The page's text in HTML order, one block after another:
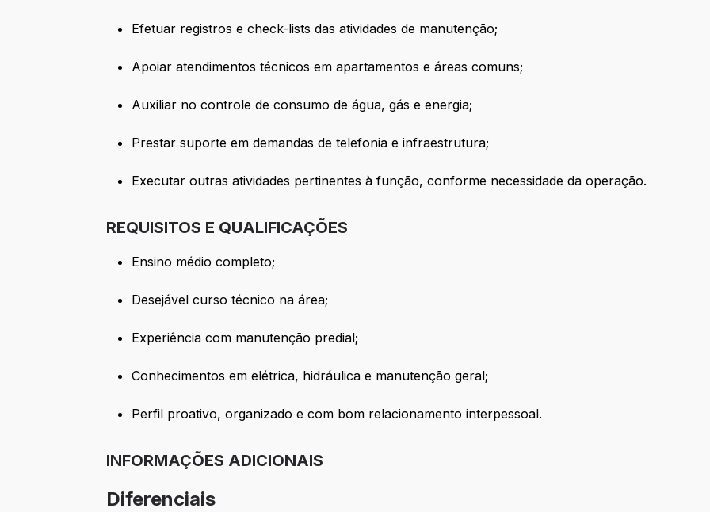
Efetuar registros e check-lists das atividades de manutenção;
Apoiar atendimentos técnicos em apartamentos e áreas comuns;
Auxiliar no controle de consumo de água, gás e energia;
Prestar suporte em demandas de telefonia e infraestrutura;
Executar outras atividades pertinentes à função, conforme necessidade da operação.
REQUISITOS E QUALIFICAÇÕES
Ensino médio completo;
Desejável curso técnico na área;
Experiência com manutenção predial;
Conhecimentos em elétrica, hidráulica e manutenção geral;
Perfil proativo, organizado e com bom relacionamento interpessoal.
INFORMAÇÕES ADICIONAIS
Diferenciais